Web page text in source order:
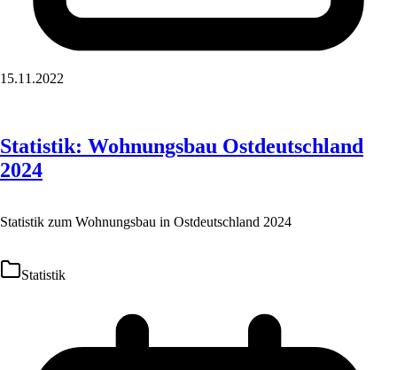
15.11.2022
Statistik: Wohnungsbau Ostdeutschland
2024
Statistik zum Wohnungsbau in Ostdeutschland 2024
Statistik